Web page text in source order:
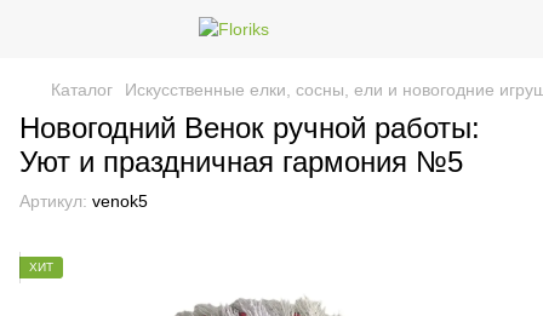
Каталог Искусственные елки, сосны, ели и новогодние
Новогодний Венок ручной работы:
Уют и праздничная гармония №5
Артикул: venok5
ХИТ